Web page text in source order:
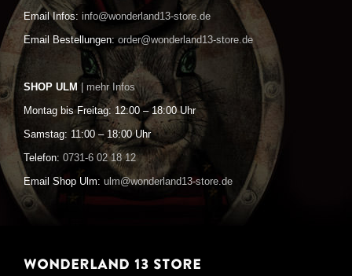
Email Infos: info@wonderland13-store.de
Email Bestellungen: order@wonderland13-store.de
SHOP ULM | mehr Infos
Montag bis Freitag: 12:00 – 18:00 Uhr
Samstag: 11:00 – 18:00 Uhr
Telefon: 0731-6 02 18 12
Email Shop Ulm: ulm@wonderland13-store.de
WONDERLAND 13 STORE